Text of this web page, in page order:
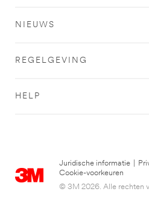
NIEUWS
REGELGEVING
HELP
Juridische informatie
Cookie-voorkeuren
© 3M 2026. Alle rechten